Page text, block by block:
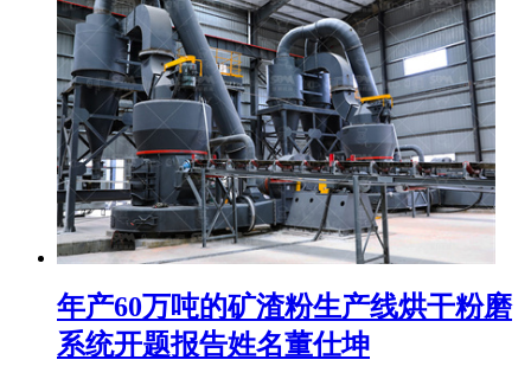
年产60万吨的矿渣粉生产线烘干粉磨
系统开题报告姓名董仕坤